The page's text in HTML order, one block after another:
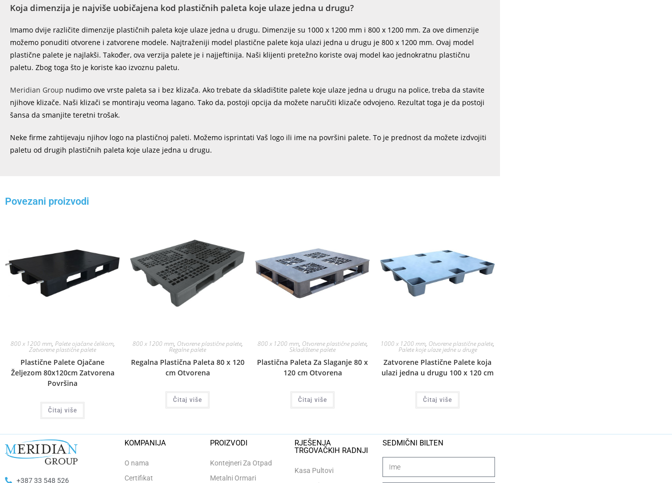
Koja dimenzija je najviše uobičajena kod plastičnih paleta koje ulaze jedna u drugu?
Imamo dvije različite dimenzije plastičnih paleta koje ulaze jedna u drugu. Dimenzije su 1000 x 1200 mm i 800 x 1200 mm. Za ove dimenzije
možemo ponuditi otvorene i zatvorene modele. Najtraženiji model plastične palete koja ulazi jedna u drugu je 800 x 1200 mm. Ovaj model
plastične palete je najlakši. Također, ova verzija palete je i najjeftinija. Naši klijenti pretežno koriste ovaj model kao jednokratnu plastičnu
paletu. Zbog toga što je koriste kao izvoznu paletu.
Meridian Group nudimo ove vrste paleta sa i bez klizača. Ako trebate da skladištite palete koje ulaze jedna u drugu na police, treba da stavite
njihove klizače. Naši klizači se montiraju veoma lagano. Tako da, postoji opcija da možete naručiti klizače odvojeno. Rezultat toga je da postoji
šansa da smanjite teretni trošak.
Neke firme zahtijevaju njihov logo na plastičnoj paleti. Možemo isprintati Vaš logo ili ime na površini palete. To je prednost da možete izdvojiti
paletu od drugih plastičnih paleta koje ulaze jedna u drugu.
Povezani proizvodi
800 x 1200 mm, Palete ojačane čelikom,
Zatvorene plastične palete
Plastične Palete Ojačane
Željezom 80x120cm Zatvorena
Površina
Čitaj više
800 x 1200 mm, Otvorene plastične palete,
Regalne palete
Regalna Plastična Paleta 80 x 120
cm Otvorena
Čitaj više
800 x 1200 mm, Otvorene plastične palete,
Skladištene palete
Plastična Paleta Za Slaganje 80 x
120 cm Otvorena
Čitaj više
1000 x 1200 mm, Otvorene plastične palete,
Palete koje ulaze jedne u druge
Zatvorene Plastične Palete koja
ulazi jedna u drugu 100 x 120 cm
Čitaj više
+387 33 548 526
KOMPANIJA
O nama
Certifikat
PROIZVODI
Kontejneri Za Otpad
Metalni Ormari
RJEŠENJA
TRGOVAČKIH RADNJI
Kasa Pultovi
SEDMIČNI BILTEN